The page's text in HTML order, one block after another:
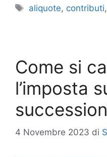
Tag
aliquote, contributi,
Come si
l’imposta
4 Novembre 2023 di